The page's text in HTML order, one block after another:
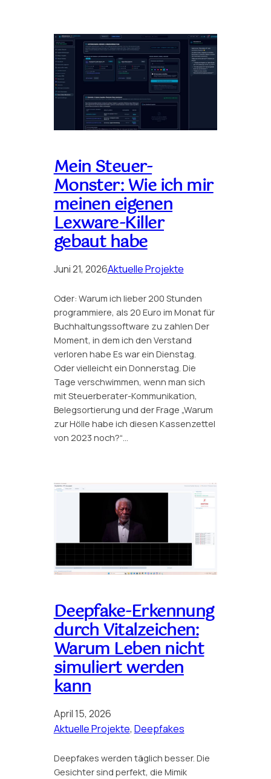
Mein Steuer-
Monster: Wie ich mir
meinen eigenen
Lexware-Killer
gebaut habe
Juni 21, 2026Aktuelle Projekte
Oder: Warum ich lieber 200 Stunden
programmiere, als 20 Euro im Monat für
Buchhaltungssoftware zu zahlen Der
Moment, in dem ich den Verstand
verloren habe Es war ein Dienstag.
Oder vielleicht ein Donnerstag. Die
Tage verschwimmen, wenn man sich
mit Steuerberater-Kommunikation,
Belegsortierung und der Frage „Warum
zur Hölle habe ich diesen Kassenzettel
von 2023 noch?“…
Deepfake-Erkennung
durch Vitalzeichen:
Warum Leben nicht
simuliert werden
kann
April 15, 2026
Aktuelle Projekte, Deepfakes
Deepfakes werden täglich besser. Die
Gesichter sind perfekt, die Mimik